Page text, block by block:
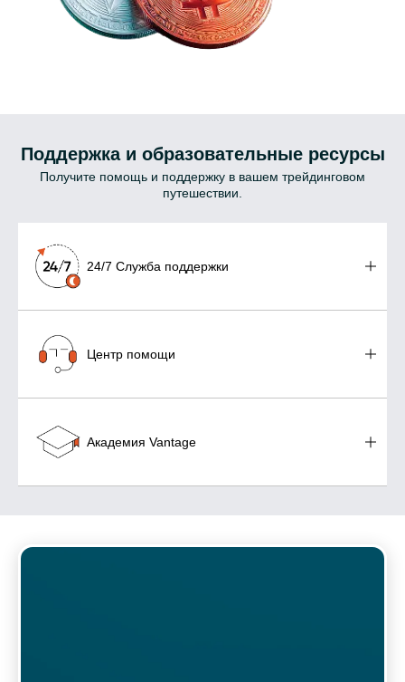
Поддержка и образовательные ресурсы
Получите помощь и поддержку в вашем трейдинговом
путешествии.
24/7 Служба поддержки
Центр помощи
Академия Vantage